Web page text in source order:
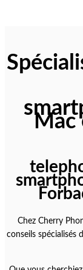
Mac
Chez Cherry
conseils spécialisés